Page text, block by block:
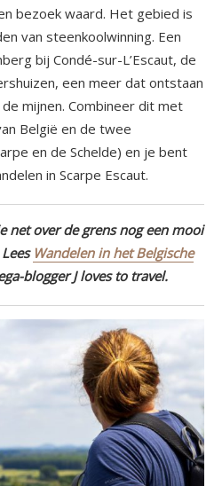
bezoek waard. Het gebied is
van steenkoolwinning. Een
bij Condé-sur-L’Escaut, de
een meer dat ontstaan
mijnen. Combineer dit met
België en de twee
en de Schelde) en je bent
in Scarpe Escaut.
net over de grens nog een mooi
Wandelen in het Belgische
blogger J loves to travel.